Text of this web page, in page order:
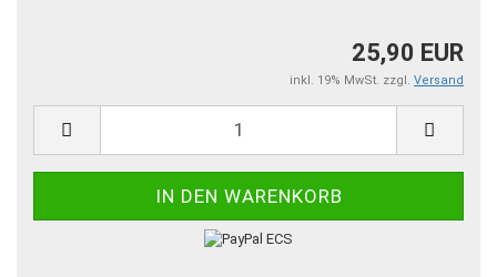
25,90 EUR
inkl. 19% MwSt. zzgl. Versand